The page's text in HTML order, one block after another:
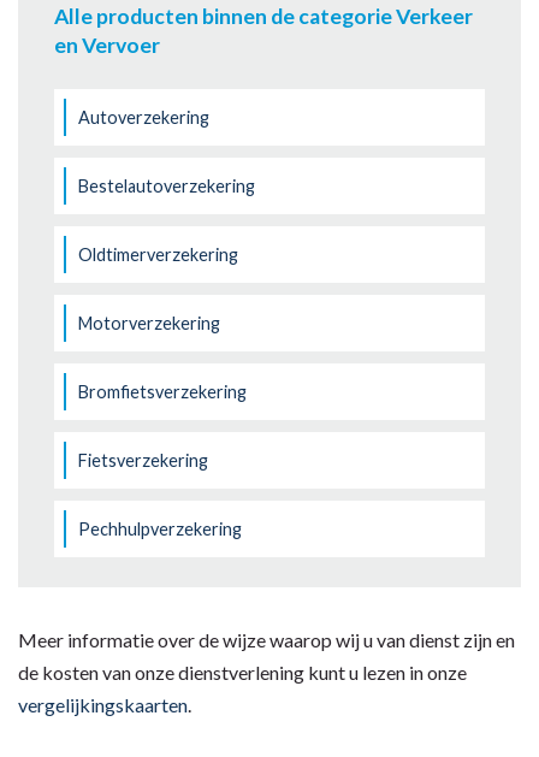
Alle producten binnen de categorie Verkeer
en Vervoer
Autoverzekering
Bestelautoverzekering
Oldtimerverzekering
Motorverzekering
Bromfietsverzekering
Fietsverzekering
Pechhulpverzekering
Meer informatie over de wijze waarop wij u van dienst zijn en
de kosten van onze dienstverlening kunt u lezen in onze
vergelijkingskaarten.